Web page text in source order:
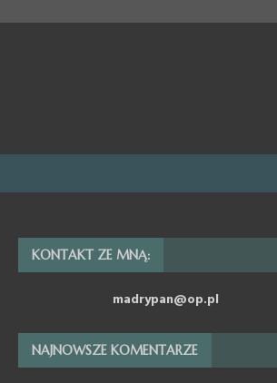
KONTAKT ZE MNĄ:
madrypan@op.pl
NAJNOWSZE KOMENTARZE